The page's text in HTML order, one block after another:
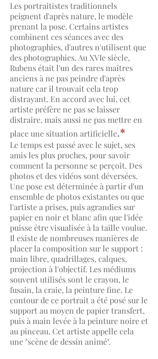
Les portraitistes traditionnels
peignent d'après nature, le modèle
prenant la pose. Certains artistes
combinent ces séances avec des
photographies, d'autres n'utilisent que
des photographies. Au XVIe siècle,
Rubens était l'un des rares maîtres
anciens à ne pas peindre d'après
nature car il trouvait cela trop
distrayant. En accord avec lui, cet
artiste préfère ne pas se laisser
distraire, mais aussi ne pas mettre en
place une situation artificielle.*
Le temps est passé avec le sujet, ses
amis les plus proches, pour savoir
comment la personne se perçoit. Des
photos et des vidéos sont déversées.
Une pose est déterminée à partir d'un
ensemble de photos existantes ou que
l'artiste a prises, puis agrandies sur
papier en noir et blanc afin que l'idée
puisse être visualisée à la taille voulue.
Il existe de nombreuses manières de
placer la composition sur le support :
main libre, quadrillages, calques,
projection à l'objectif. Les médiums
souvent utilisés sont le crayon, le
fusain, la craie, la peinture fine. Le
contour de ce portrait a été posé sur le
support au moyen de papier transfert,
puis à main levée à la peinture noire et
au pinceau. Cet artiste appelle cela
une "scène de dessin animé".